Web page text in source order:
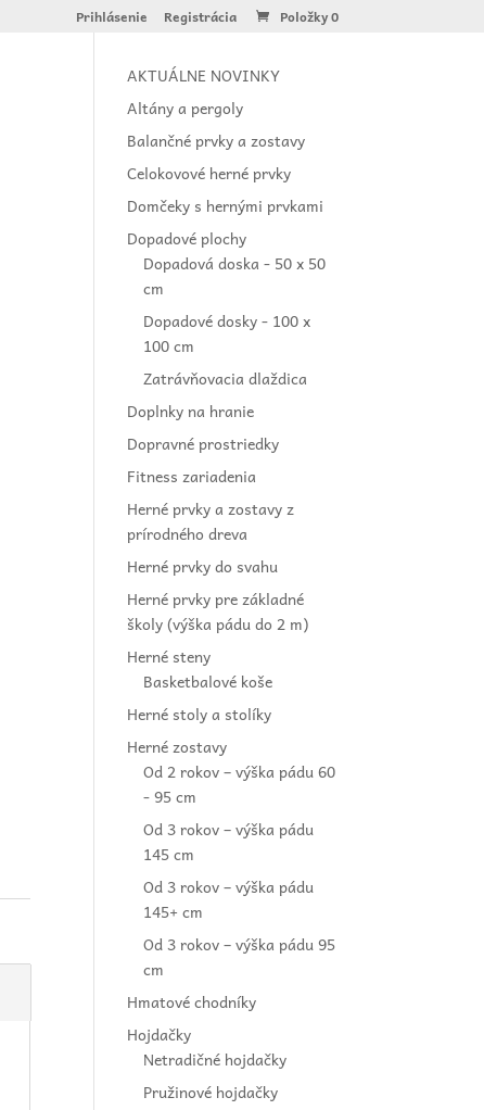
Prihlásenie Registrácia Položky 0
AKTUÁLNE NOVINKY
Altány a pergoly
Balančné prvky a zostavy
Celokovové herné prvky
Domčeky s hernými prvkami
Dopadové plochy
Dopadová doska - 50 x 50
cm
Dopadové dosky - 100 x
100 cm
Zatrávňovacia dlaždica
Doplnky na hranie
Dopravné prostriedky
Fitness zariadenia
Herné prvky a zostavy z
prírodného dreva
Herné prvky do svahu
Herné prvky pre základné
školy (výška pádu do 2 m)
Herné steny
Basketbalové koše
Herné stoly a stolíky
Herné zostavy
Od 2 rokov – výška pádu 60
- 95 cm
Od 3 rokov – výška pádu
145 cm
Od 3 rokov – výška pádu
145+ cm
Od 3 rokov – výška pádu 95
cm
Hmatové chodníky
Hojdačky
Netradičné hojdačky
Pružinové hojdačky